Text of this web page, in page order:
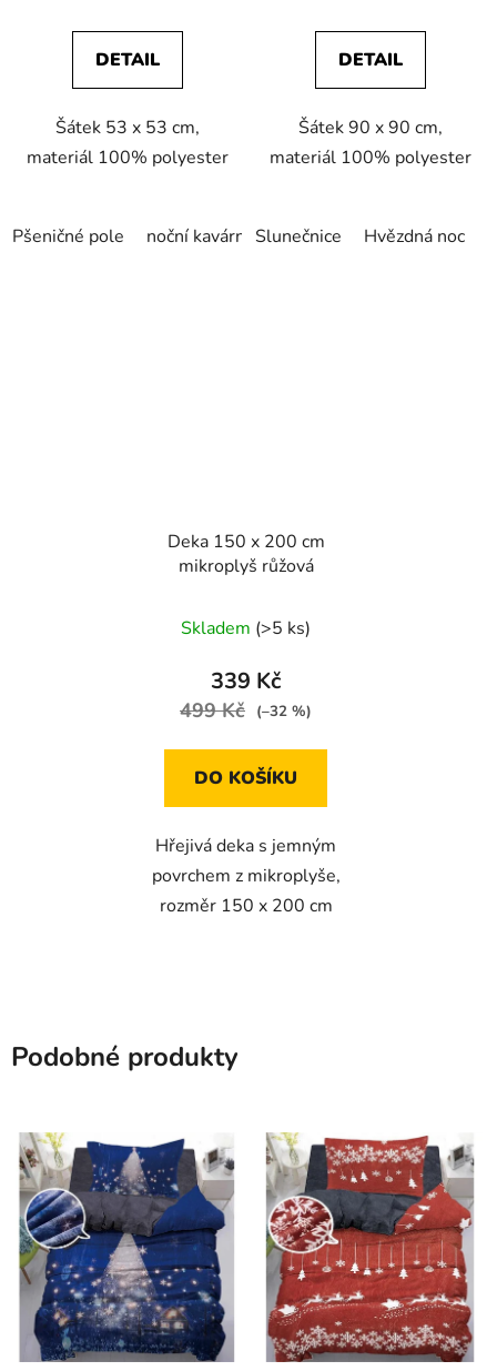
DETAIL
Šátek 53 x 53 cm,
materiál 100% polyester
Pšeničné pole noční kavárna Slunečnice červený dům
DETAIL
Šátek 90 x 90 cm,
materiál 100% polyester
Slunečnice Hvězdná noc
Deka 150 x 200 cm
mikroplyš růžová
Skladem (>5 ks)
339 Kč
499 Kč (–32 %)
DO KOŠÍKU
Hřejivá deka s jemným
povrchem z mikroplyše,
rozměr 150 x 200 cm
Podobné produkty